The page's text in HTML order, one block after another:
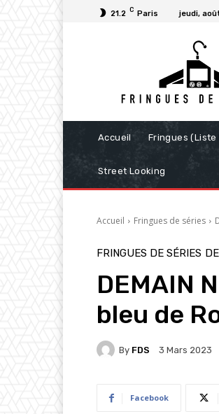
21.2 C Paris jeudi,
Accueil Fringues (Liste
Street Looking
Accueil Fringues de séries
FRINGUES DE SÉRIES
DEMAIN
bleu de
By FDS 3 Mars 2023
Facebook